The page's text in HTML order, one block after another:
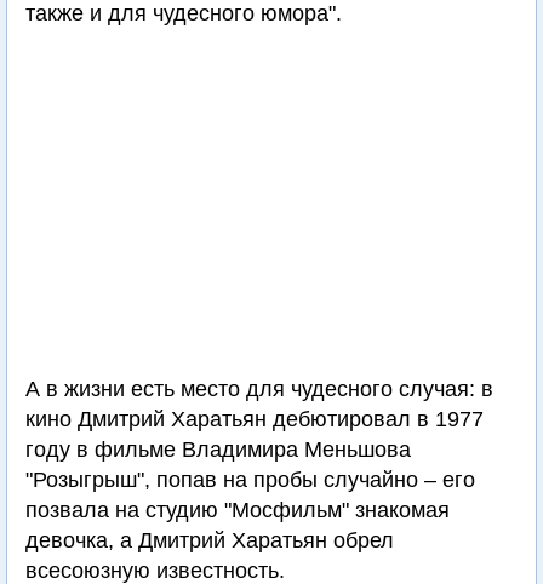
также и для чудесного юмора".
А в жизни есть место для чудесного случая: в
кино Дмитрий Харатьян дебютировал в 1977
году в фильме Владимира Меньшова
"Розыгрыш", попав на пробы случайно – его
позвала на студию "Мосфильм" знакомая
девочка, а Дмитрий Харатьян обрел
всесоюзную известность.